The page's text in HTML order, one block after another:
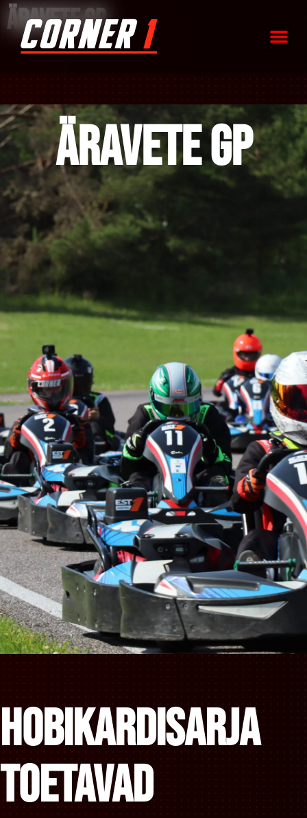
Äravete GP
Äravete GP
Hobikardisarja
toetavad